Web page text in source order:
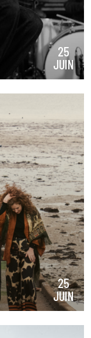
25
JUIN
25
JUIN